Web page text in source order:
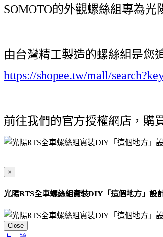
SOMOTO的外觀螺絲組專為光
由台灣精工製造的螺絲組是您
https://shopee.tw/mall/
前往我們的官方授權網店，購
×
光陽RTS全車螺絲組實裝DIY「這個地方」設
Close